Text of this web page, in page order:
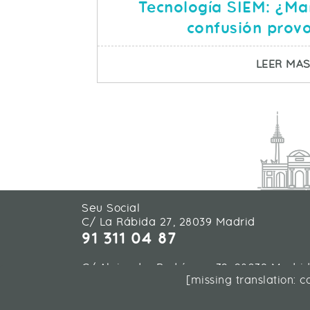
Tecnología SIEM:
confusión
LEER MAS
Seu Social
C/ La Rábida 27, 28039 Madrid
91 311 04 87
C/ Alejandro Rodríguez 32, 28039 Madrid
[missing translation: